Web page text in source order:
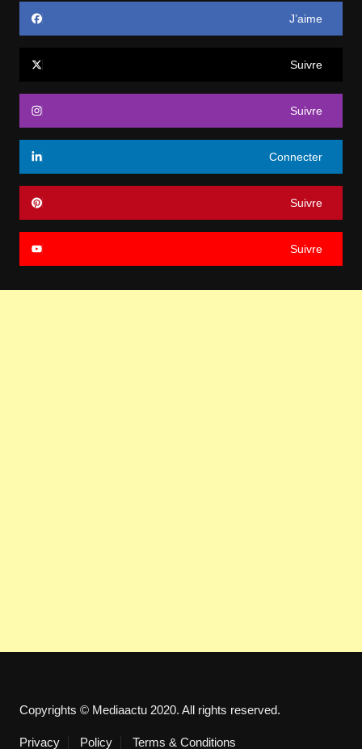
J’aime
Suivre
Suivre
Connecter
Suivre
Suivre
Copyrights © Mediaactu 2020. All rights reserved.
Privacy Policy Terms & Conditions